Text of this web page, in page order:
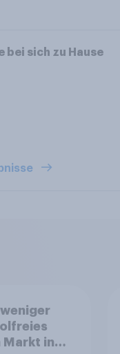
bei sich zu Hause
Markt in